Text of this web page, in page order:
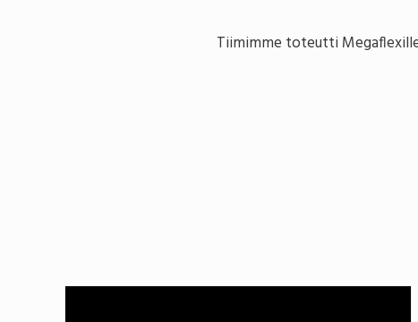
Tiimimme toteutti